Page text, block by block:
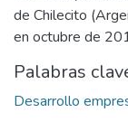
de Chilecito
en octubre de
Palabras
Desarrollo